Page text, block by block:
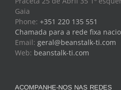
Gaia
Phone: +351 220 135 551
Chamada para a rede fixa
Email: geral@beanstalk-ti.com
Web: beanstalk-ti.com
ACOMPANHE-NOS NAS REDES